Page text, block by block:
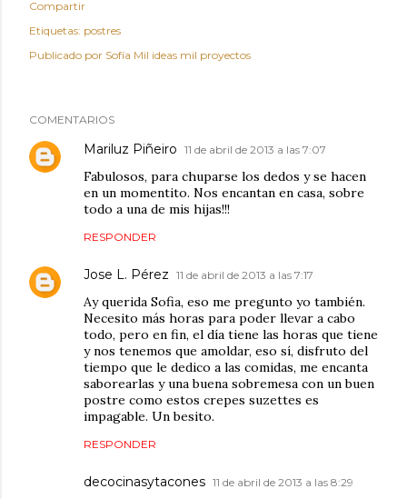
Compartir
Etiquetas: postres
Publicado por Sofía Mil ideas mil proyectos
COMENTARIOS
Mariluz Piñeiro 11 de abril de 2013 a las 7:07
Fabulosos, para chuparse los dedos y se hacen
en un momentito. Nos encantan en casa, sobre
todo a una de mis hijas!!!
RESPONDER
Jose L. Pérez 11 de abril de 2013 a las 7:17
Ay querida Sofia, eso me pregunto yo también.
Necesito más horas para poder llevar a cabo
todo, pero en fin, el día tiene las horas que tiene
y nos tenemos que amoldar, eso sí, disfruto del
tiempo que le dedico a las comidas, me encanta
saborearlas y una buena sobremesa con un buen
postre como estos crepes suzettes es
impagable. Un besito.
RESPONDER
decocinasytacones 11 de abril de 2013 a las 8:29